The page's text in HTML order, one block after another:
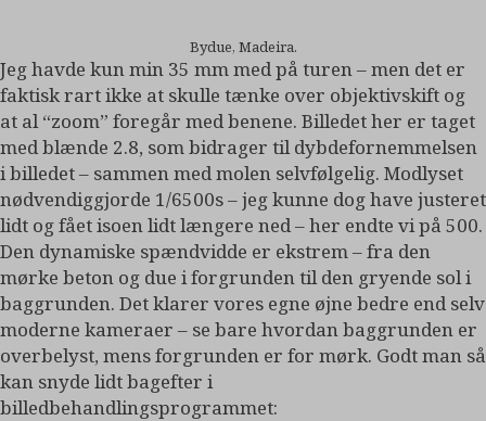
Bydue, Madeira.
Jeg havde kun min 35 mm med på turen – men det er
faktisk rart ikke at skulle tænke over objektivskift og
at al “zoom” foregår med benene. Billedet her er taget
med blænde 2.8, som bidrager til dybdefornemmelsen
i billedet – sammen med molen selvfølgelig. Modlyset
nødvendiggjorde 1/6500s – jeg kunne dog have justeret
lidt og fået isoen lidt længere ned – her endte vi på 500.
Den dynamiske spændvidde er ekstrem – fra den
mørke beton og due i forgrunden til den gryende sol i
baggrunden. Det klarer vores egne øjne bedre end selv
moderne kameraer – se bare hvordan baggrunden er
overbelyst, mens forgrunden er for mørk. Godt man så
kan snyde lidt bagefter i
billedbehandlingsprogrammet: